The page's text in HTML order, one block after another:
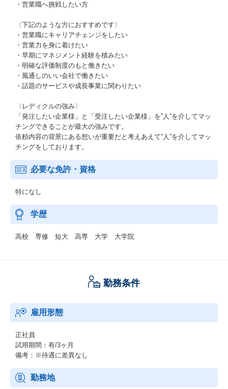
・営業職へ挑戦したい方
〈下記のような方におすすめです〉
・営業職にキャリアチェンジをしたい
・営業力を身に着けたい
・早期にマネジメント経験を積みたい
・明確な評価制度のもと働きたい
・風通しのいい会社で働きたい
・話題のサービスや成長事業に関わりたい
〈レディクルの強み〉
「発注したい企業様」と「受注したい企業様」を”人”を介してマッ
チングできることが最大の強みです。
依頼内容の背景にある想いが重要だと考えあえて”人”を介してマッ
チングをしております。
必要な免許・資格
特になし
学歴
高校 専修 短大 高専 大学 大学院
勤務条件
雇用形態
正社員
試用期間：有/3ヶ月
備考：※待遇に差異なし
勤務地